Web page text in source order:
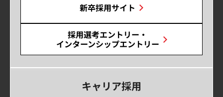
新卒採用サイト
採用選考エントリー・
インターンシップエントリー
キャリア採用